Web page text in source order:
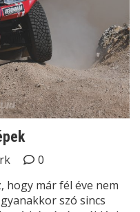
0
hogy már fél éve nem
szó sincs